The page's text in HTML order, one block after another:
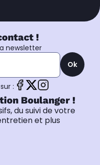
!
newsletter
Ok
:
Boulanger !
du suivi de votre
et plus